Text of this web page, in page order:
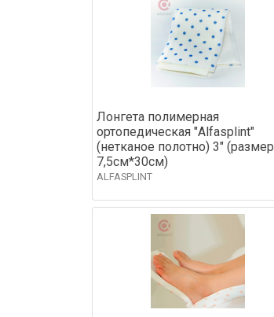
Лонгета полимерная
ортопедическая "Alfasplint"
(нетканое полотно) 3" (размер
7,5см*30см)
ALFASPLINT